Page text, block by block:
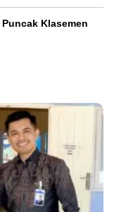
Klasemen